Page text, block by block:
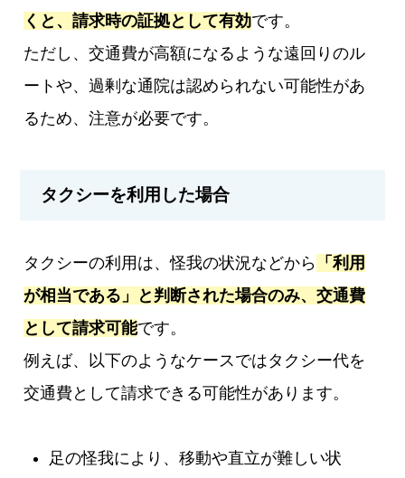
くと、請求時の証拠として有効です。
ただし、交通費が高額になるような遠回りのル
ートや、過剰な通院は認められない可能性があ
るため、注意が必要です。
タクシーを利用した場合
タクシーの利用は、怪我の状況などから 「利用
が相当である」と判断された場合のみ、交通費
として請求可能です。
例えば、以下のようなケースではタクシー代を
交通費として請求できる可能性があります。
足の怪我により、移動や直立が難しい状